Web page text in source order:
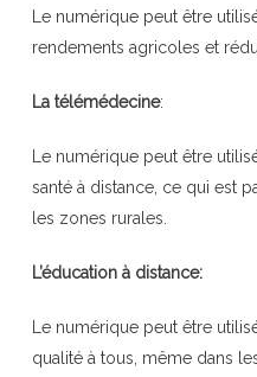
Le numérique peut être
rendements agricoles et
La télémédecine:
Le numérique peut être
santé à distance, ce qui est
les zones rurales.
L’éducation à distance:
Le numérique peut être
qualité à tous, même dans